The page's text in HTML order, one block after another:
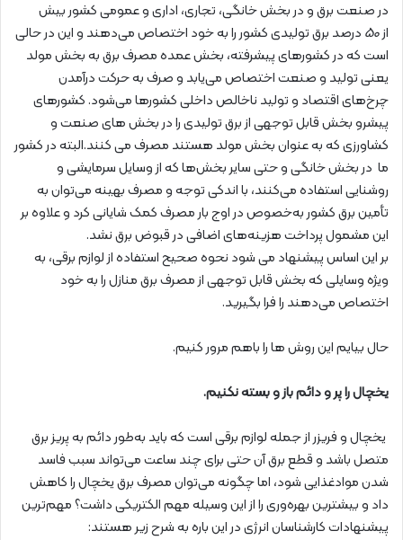
در صنعت برق و در بخش خانگی، تجاری، اداری و عمومی کشور بیش
از50 درصد برق تولیدی کشور را به خود اختصاص می‌دهند و این در حالی
است که در کشورهای پیشرفته، بخش عمده مصرف برق به بخش مولد
یعنی تولید و صنعت اختصاص می‌یابد و صرف به حرکت درآمدن
چرخ‌های اقتصاد و تولید ناخالص داخلی کشورها می‌شود. کشورهای
پیشرو بخش قابل توجهی از برق تولیدی را در بخش های صنعت و
کشاورزی که به عنوان بخش مولد هستند مصرف می کنند.البته در کشور
ما در بخش خانگی و حتی سایر بخش‌ها که از وسایل سرمایشی و
روشنایی استفاده می‌کنند، با اندکی توجه و مصرف بهینه می‌توان به
تأمین برق کشور به‌خصوص در اوج بار مصرف کمک شایانی کرد و علاوه بر
این مشمول پرداخت هزینه‌های اضافی در قبوض برق نشد.
بر این اساس پیشنهاد می شود نحوه صحیح استفاده از لوازم برقی، به
ویژه وسایلی که بخش قابل توجهی از مصرف برق منازل را به خود
اختصاص می‌دهند را فرا بگیرید.
حال بیایم این روش ها را باهم مرور کنیم.
یخچال را پر و دائم باز و بسته نکنیم.
یخچال و فریزر از جمله لوازم برقی است که باید به‌طور دائم به پریز برق
متصل باشد و قطع برق آن حتی برای چند ساعت می‌تواند سبب فاسد
شدن موادغذایی شود، اما چگونه می‌توان مصرف برق یخچال را کاهش
داد و بیشترین بهره‌وری را از این وسیله مهم الکتریکی داشت؟ مهم‌ترین
پیشنهادات کارشناسان انرژی در این باره به شرح زیر هستند: